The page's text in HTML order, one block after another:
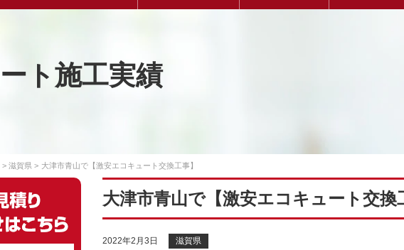
ト施工実績
滋賀県 大津市青山で【激安エコキュート交換工事】
大津市青山で【激安エコキュート交換
2022年2月3日 滋賀県